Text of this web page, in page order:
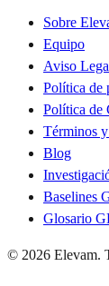
Sobre
Equipo
Aviso
Política de
Política de
Términos
Blog
Baselines
Glosario
© 2026 Elevam.